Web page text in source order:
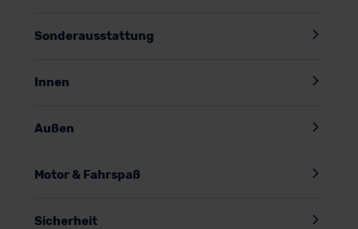
Sonderausstattung
Innen
Außen
Motor & Fahrspaß
Sicherheit